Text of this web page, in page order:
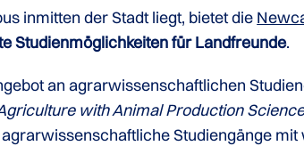
inmitten der Stadt liegt, bietet die
Studienmöglichkeiten für Landfreunde.
an agrarwissenschaftlichen
with Animal Production
agrarwissenschaftliche Studiengänge